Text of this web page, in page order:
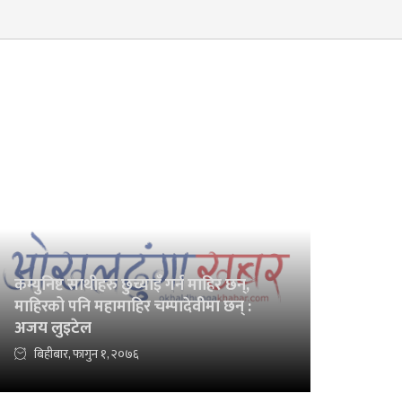
कम्युनिष्ट साथीहरु छुच्याइँ गर्न माहिर छन्,
माहिरको पनि महामाहिर चम्पादेवीमा छन् :
अजय लुइटेल
बिहीबार, फागुन १, २०७६